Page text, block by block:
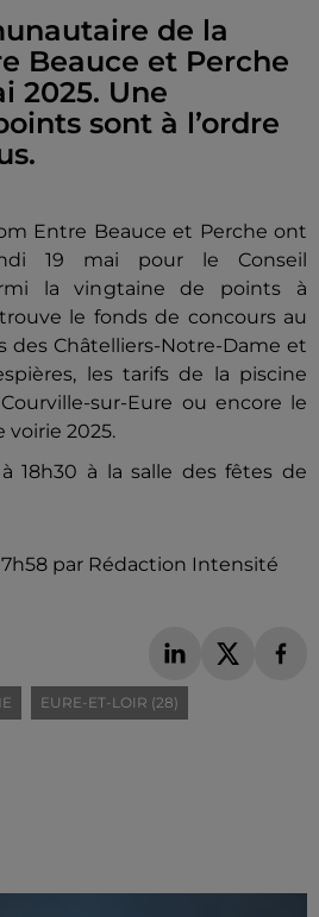
de la
Beauce et Perche
2025. Une
sont à l’ordre
Entre Beauce et Perche ont
19 mai pour le Conseil
la vingtaine de points à
le fonds de concours au
des Châtelliers-Notre-Dame et
les tarifs de la piscine
sur-Eure ou encore le
voirie 2025.
18h30 à la salle des fêtes de
7h58 par Rédaction Intensité
EURE-ET-LOIR (28)